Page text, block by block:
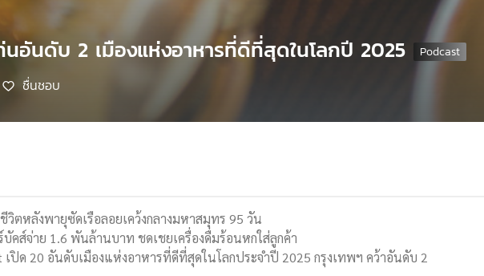
อันดับ 2 เมืองแห่งอาหารที่ดีที่สุดในโลกปี 2025
ชื่นชอบ
วิตหลังพายุซัดเรือลอยเคว้งกลางมหาสมุทร 95 วัน
บัคส์จ่าย 1.6 พันล้านบาท ชดเชยเครื่องดื่มร้อนหกใส่ลูกค้า
เปิด 20 อันดับเมืองแห่งอาหารที่ดีที่สุดในโลกประจำปี 2025 กรุงเทพฯ คว้าอันดับ 2